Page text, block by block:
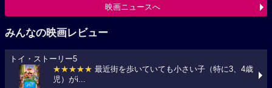
映画ニュースへ
みんなの映画レビュー
トイ・ストーリー5
★★★★★ 最近街を歩いていても小さい子（特に3、4歳
児）がi...